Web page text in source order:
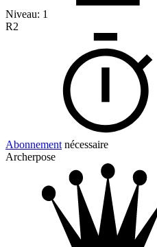
Niveau: 1
R2
Abonnement nécessaire
Archerpose